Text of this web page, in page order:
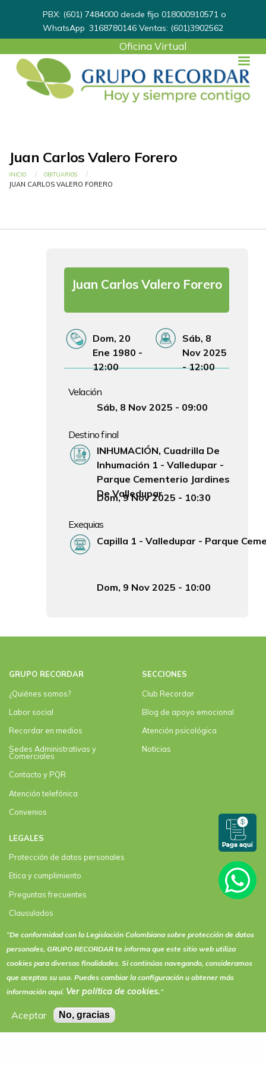
“De conformidad con la Legislación Colombiana sobre protección de datos
personales, GRUPO RECORDAR te informa que este sitio web utiliza
cookies para diversas finalidades. Si continúas navegando, consideramos
que aceptas su uso. Puedes cambiar la configuración u obtener más
información aquí. Ver política decookies.”
Aceptar No, gracias
PBX: (601) 7484000 desde fijo 018000910571 o
WhatsApp 3168780146Ventas: (601)3902562
User
menu
Oficina Virtual
Juan Carlos Valero Forero
Ruta de navegación
INICIO OBITUARIOS
CURRENT:
JUAN CARLOS VALERO FORERO
Juan Carlos Valero Forero
Fecha de Nacimiento
Dom, 20
Ene 1980 -
12:00
Fecha de Fallecimiento
Sáb, 8
Nov 2025
- 12:00
Velación
Fecha y hora Velación
Sáb, 8 Nov 2025 - 09:00
Destino final
Lugar Ceremonia
INHUMACIÓN, Cuadrilla De
Inhumación 1 - Valledupar -
Parque Cementerio Jardines
De Valledupar
Fecha y hora Ceremonia
Dom, 9 Nov 2025 - 10:30
Exequias
Lugar Exequias
Capilla 1 - Valledupar - Parque
Fecha y hora Exequias
Dom, 9 Nov 2025 - 10:00
GRUPO RECORDAR
¿Quiénes somos?
Labor social
Recordar en medios
Sedes Administrativas y
Comerciales
Contacto y PQR
Atención telefónica
Convenios
SECCIONES
Club Recordar
Blog de apoyo emocional
Atención psicológica
Noticias
LEGALES
Protección de datos personales
Etica y cumplimiento
Preguntas frecuentes
Clausulados
Clausulado Paquete plus
Términos y condiciones de actividades y eventos